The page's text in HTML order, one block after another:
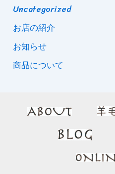
Uncategorized
お店の紹介
お知らせ
商品について